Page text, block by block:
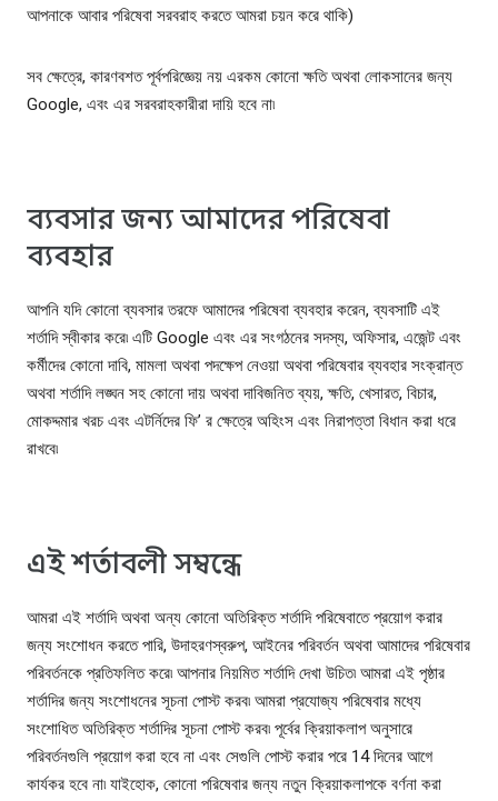
আপনাকে আবার পরিষেবা সরবরাহ করতে আমরা চয়ন করে থাকি)
সব ক্ষেত্রে, কারণবশত পূর্বপরিজ্ঞেয় নয় এরকম কোনো ক্ষতি অথবা লোকসানের জন্য
Google, এবং এর সরবরাহকারীরা দায়ি হবে না৷
ব্যবসার জন্য আমাদের পরিষেবা
ব্যবহার
আপনি যদি কোনো ব্যবসার তরফে আমাদের পরিষেবা ব্যবহার করেন, ব্যবসাটি এই
শর্তাদি স্বীকার করে৷ এটি Google এবং এর সংগঠনের সদস্য, অফিসার, এজেন্ট এবং
কর্মীদের কোনো দাবি, মামলা অথবা পদক্ষেপ নেওয়া অথবা পরিষেবার ব্যবহার সংক্রান্ত
অথবা শর্তাদি লঙ্ঘন সহ কোনো দায় অথবা দাবিজনিত ব্যয়, ক্ষতি, খেসারত, বিচার,
মোকদ্দমার খরচ এবং এটর্নিদের ফি’ র ক্ষেত্রে অহিংস এবং নিরাপত্তা বিধান করা ধরে
রাখবে৷
এই শর্তাবলী সম্বন্ধে
আমরা এই শর্তাদি অথবা অন্য কোনো অতিরিক্ত শর্তাদি পরিষেবাতে প্রয়োগ করার
জন্য সংশোধন করতে পারি, উদাহরণস্বরুপ, আইনের পরিবর্তন অথবা আমাদের পরিষেবার
পরিবর্তনকে প্রতিফলিত করে৷ আপনার নিয়মিত শর্তাদি দেখা উচিত৷ আমরা এই পৃষ্ঠার
শর্তাদির জন্য সংশোধনের সূচনা পোস্ট করব৷ আমরা প্রযোজ্য পরিষেবার মধ্যে
সংশোধিত অতিরিক্ত শর্তাদির সূচনা পোস্ট করব৷ পূর্বের ক্রিয়াকলাপ অনুসারে
পরিবর্তনগুলি প্রয়োগ করা হবে না এবং সেগুলি পোস্ট করার পরে 14 দিনের আগে
কার্যকর হবে না৷ যাইহোক, কোনো পরিষেবার জন্য নতুন ক্রিয়াকলাপকে বর্ণনা করা